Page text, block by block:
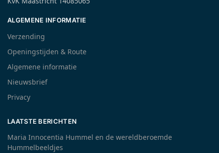
ALGEMENE INFORMATIE
Verzending
Openingstijden & Route
Algemene informatie
Nieuwsbrief
Privacy
LAATSTE BERICHTEN
Maria Innocentia Hummel en de wereldberoemde
Hummelbeeldjes